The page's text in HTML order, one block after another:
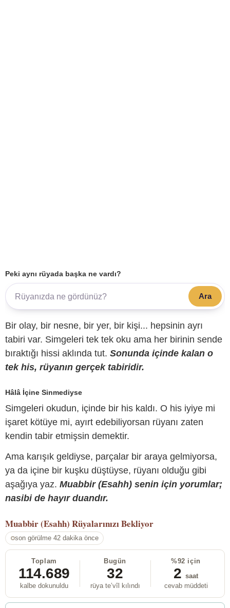
Peki aynı rüyada başka ne vardı?
Ara
Bir olay, bir nesne, bir yer, bir kişi... hepsinin ayrı
tabiri var. Simgeleri tek tek oku ama her birinin sende
bıraktığı hissi aklında tut. Sonunda içinde kalan o
tek his, rüyanın gerçek tabiridir.
Hâlâ İçine Sinmediyse
Simgeleri okudun, içinde bir his kaldı. O his iyiye mi
işaret kötüye mi, ayırt edebiliyorsan rüyanı zaten
kendin tabir etmişsin demektir.
Ama karışık geldiyse, parçalar bir araya gelmiyorsa,
ya da içine bir kuşku düştüyse, rüyanı olduğu gibi
aşağıya yaz. Muabbir (Esahh) senin için yorumlar;
nasibi de hayır duandır.
Muabbir (Esahh) Rüyalarınızı Bekliyor
son görülme 42 dakika önce
Toplam
114.689
kalbe dokunuldu
Bugün
32
rüya te’vîl kılındı
%92 için
2 saat
cevab müddeti